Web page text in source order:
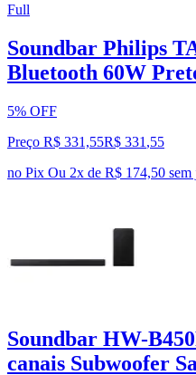
Full
Soundbar Philips
Bluetooth 60W
5% OFF
Preço R$ 331,55R$ 331 ,55
no Pix Ou 2x de R$ 174,50 sem
Soundbar HW-
canais Subwoofer